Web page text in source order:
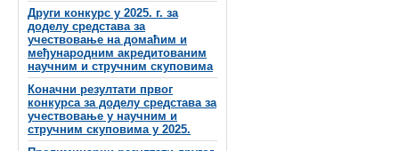
Други конкурс у 2025. г. за
доделу средстава за
учествовање на домаћим и
међународним акредитованим
научним и стручним скуповима
Коначни резултати првог
конкурса за доделу средстава за
учествовање у научним и
стручним скуповима у 2025.